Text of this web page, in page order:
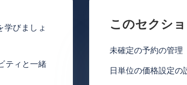
学びましょ
ティと一緒
このセクシ
未確定の予約の管理
日単位の価格設定の